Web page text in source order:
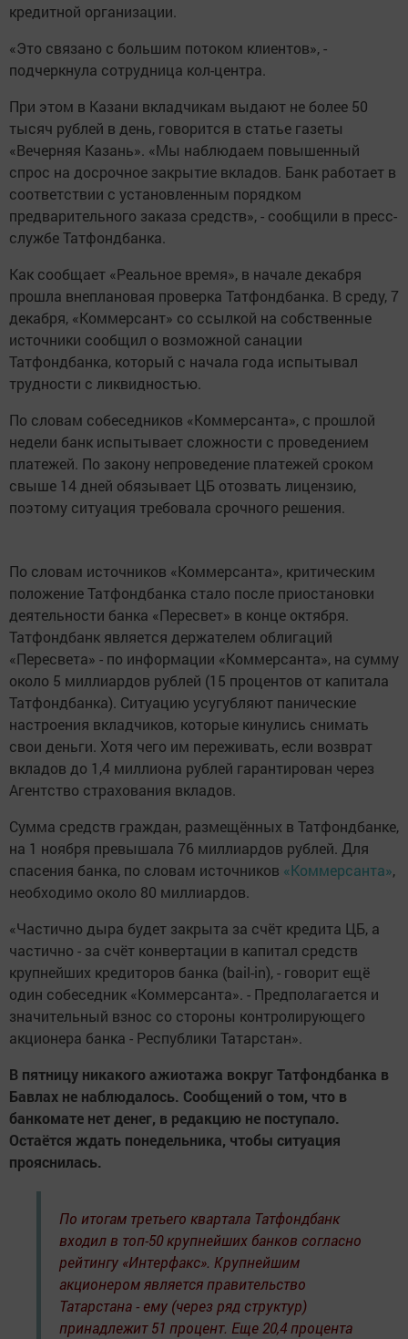
кредитной организации.
«Это связано с большим потоком клиентов», -
подчеркнула сотрудница кол-центра.
При этом в Казани вкладчикам выдают не более 50
тысяч рублей в день, говорится в статье газеты
«Вечерняя Казань». «Мы наблюдаем повышенный
спрос на досрочное закрытие вкладов. Банк работает в
соответствии с установленным порядком
предварительного заказа средств», - сообщили в пресс-
службе Татфондбанка.
Как сообщает «Реальное время», в начале декабря
прошла внеплановая проверка Татфондбанка. В среду, 7
декабря, «Коммерсант» со ссылкой на собственные
источники сообщил о возможной санации
Татфондбанка, который с начала года испытывал
трудности с ликвидностью.
По словам собеседников «Коммерсанта», с прошлой
недели банк испытывает сложности с проведением
платежей. По закону непроведение платежей сроком
свыше 14 дней обязывает ЦБ отозвать лицензию,
поэтому ситуация требовала срочного решения.
По словам источников «Коммерсанта», критическим
положение Татфондбанка стало после приостановки
деятельности банка «Пересвет» в конце октября.
Татфондбанк является держателем облигаций
«Пересвета» - по информации «Коммерсанта», на сумму
около 5 миллиардов рублей (15 процентов от капитала
Татфондбанка). Ситуацию усугубляют панические
настроения вкладчиков, которые кинулись снимать
свои деньги. Хотя чего им переживать, если возврат
вкладов до 1,4 миллиона рублей гарантирован через
Агентство страхования вкладов.
Сумма средств граждан, размещённых в Татфондбанке,
на 1 ноября превышала 76 миллиардов рублей. Для
спасения банка, по словам источников «Коммерсанта»,
необходимо около 80 миллиардов.
«Частично дыра будет закрыта за счёт кредита ЦБ, а
частично - за счёт конвертации в капитал средств
крупнейших кредиторов банка (bail-in), - говорит ещё
один собеседник «Коммерсанта». - Предполагается и
значительный взнос со стороны контролирующего
акционера банка - Республики Татарстан».
В пятницу никакого ажиотажа вокруг Татфондбанка в
Бавлах не наблюдалось. Сообщений о том, что в
банкомате нет денег, в редакцию не поступало.
Остаётся ждать понедельника, чтобы ситуация
прояснилась.
По итогам третьего квартала Татфондбанк
входил в топ-50 крупнейших банков согласно
рейтингу «Интерфакс». Крупнейшим
акционером является правительство
Татарстана - ему (через ряд структур)
принадлежит 51 процент. Еще 20,4 процента